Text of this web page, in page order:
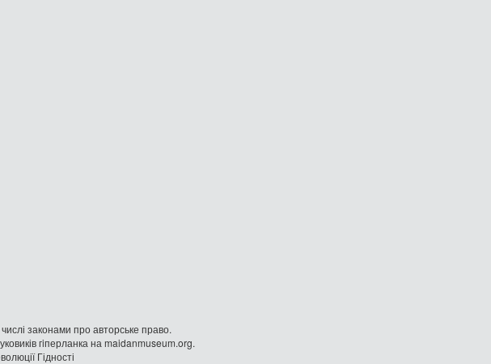
законами про авторське право.
гiперланка на maidanmuseum.org.
Гідності